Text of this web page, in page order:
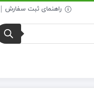
راهنمای ثبت سفارش